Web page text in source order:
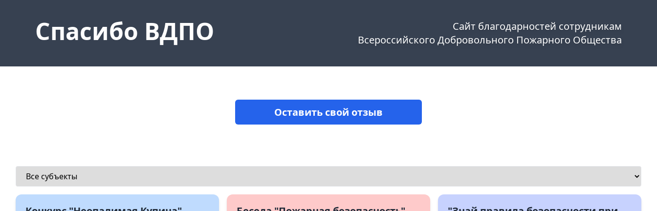
Спасибо ВДПО
Сайт благодарностей сотрудникам
Всероссийского Добровольного Пожарного Общества
Оставить свой отзыв